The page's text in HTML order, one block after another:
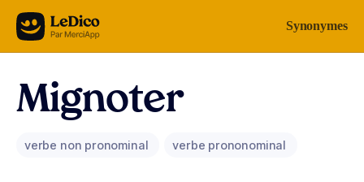
Aller au contenu Synonymes
Mignoter
verbe non pronominal verbe prononominal